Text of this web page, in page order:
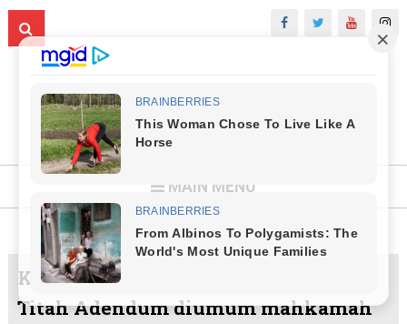
MAIN MENU
Keputusan rayuan halang semakan
Titah Adendum diumum mahkamah